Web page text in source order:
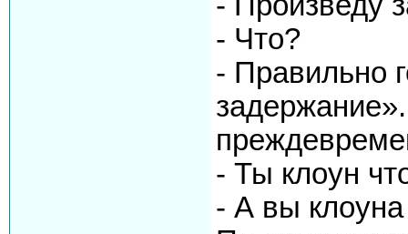
- Что?
- Правильно
- Ты клоун
- А вы